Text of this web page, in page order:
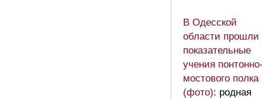
В Одесской
области прошли
показательные
учения
мостового полка
(фото): родная